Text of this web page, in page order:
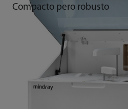
Compacto pero robusto